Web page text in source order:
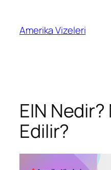
Amerika Vizeleri
EIN Nedir?
Edilir?